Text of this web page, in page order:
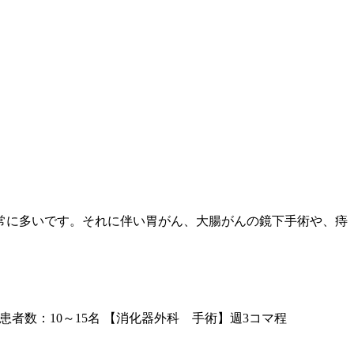
多いです。それに伴い胃がん、大腸がんの鏡下手術や、痔
者数：10～15名 【消化器外科 手術】週3コマ程